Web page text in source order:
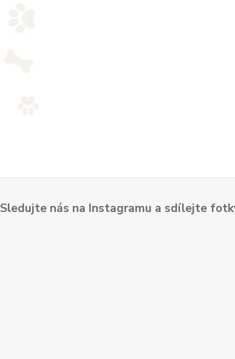
Sledujte nás na Instagramu a sdílejte